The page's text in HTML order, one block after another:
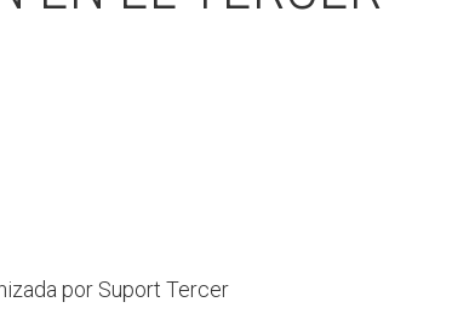
por Suport Tercer